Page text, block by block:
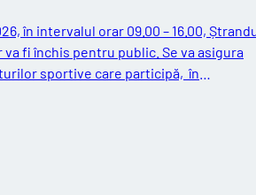
în intervalul orar 09.00 – 16.00,
va fi închis pentru public. Se va asigura
sportive care participă, în